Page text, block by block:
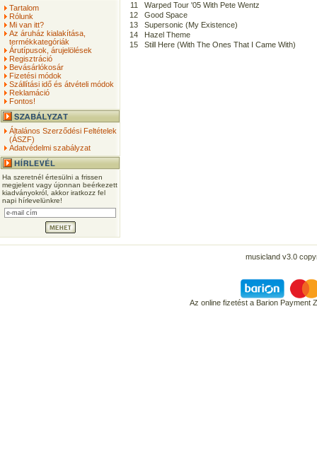
Tartalom
Rólunk
Mi van itt?
Az áruház kialakítása,
termékkategóriák
Árutípusok, árujelölések
Regisztráció
Bevásárlókosár
Fizetési módok
Szállítási idő és átvételi módok
Reklamáció
Fontos!
Általános Szerződési Feltételek
(ÁSZF)
Adatvédelmi szabályzat
Ha szeretnél értesülni a frissen
megjelent vagy újonnan beérkezett
kiadványokról, akkor iratkozz fel
napi hírlevelünkre!
11
Warped Tour '05 With Pete Wentz
12
Good Space
13
Supersonic (My Existence)
14
Hazel Theme
15
Still Here (With The Ones That I Came With)
musicland v3.0
Az online fizetést a Barion Payment